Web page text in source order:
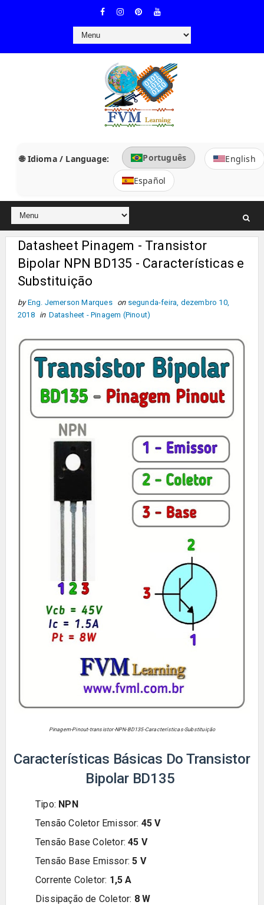
🌐 Idioma / Language: Português
English
Español
Datasheet Pinagem - Transistor
Bipolar NPN BD135 - Características e
Substituição
by Eng. Jemerson Marques on segunda-feira, dezembro 10,
2018
in Datasheet - Pinagem (Pinout)
Pinagem-Pinout-transistor-NPN-BD135-Características-Substituição
Características Básicas Do Transistor
Bipolar BD135
Tipo: NPN
Tensão Coletor Emissor: 45 V
Tensão Base Coletor:45 V
Tensão Base Emissor:5 V
Corrente Coletor: 1,5 A
Dissipação de Coletor: 8 W